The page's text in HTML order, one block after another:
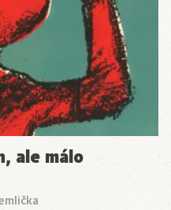
ale málo